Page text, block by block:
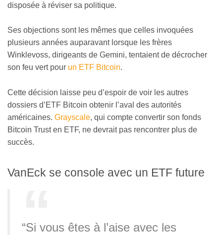
disposée à réviser sa politique.
Ses objections sont les mêmes que celles invoquées
plusieurs années auparavant lorsque les frères
Winklevoss, dirigeants de Gemini, tentaient de décrocher
son feu vert pour un ETF Bitcoin.
Cette décision laisse peu d’espoir de voir les autres
dossiers d’ETF Bitcoin obtenir l’aval des autorités
américaines. Grayscale, qui compte convertir son fonds
Bitcoin Trust en ETF, ne devrait pas rencontrer plus de
succès.
VanEck se console avec un ETF future
“Si vous êtes à l’aise avec les